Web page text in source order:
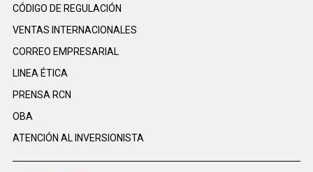
CÓDIGO DE REGULACIÓN
VENTAS INTERNACIONALES
CORREO EMPRESARIAL
LINEA ÉTICA
PRENSA RCN
OBA
ATENCIÓN AL INVERSIONISTA